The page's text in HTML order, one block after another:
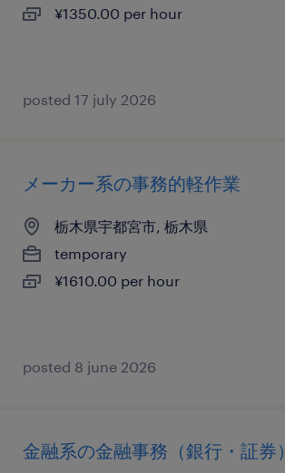
¥1350.00 per hour
posted 17 july 2026
メーカー系の事務的軽作業
栃木県宇都宮市, 栃木県
temporary
¥1610.00 per hour
posted 8 june 2026
金融系の金融事務（銀行・証券）